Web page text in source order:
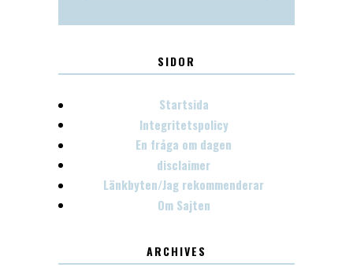
SIDOR
Startsida
Integritetspolicy
En fråga om dagen
disclaimer
Länkbyten/Jag rekommenderar
Om Sajten
ARCHIVES